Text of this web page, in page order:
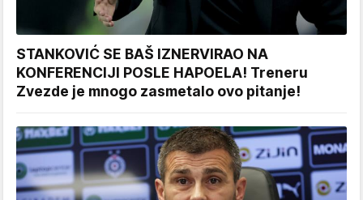
STANKOVIĆ SE BAŠ IZNERVIRAO NA
KONFERENCIJI POSLE HAPOELA! Treneru
Zvezde je mnogo zasmetalo ovo pitanje!